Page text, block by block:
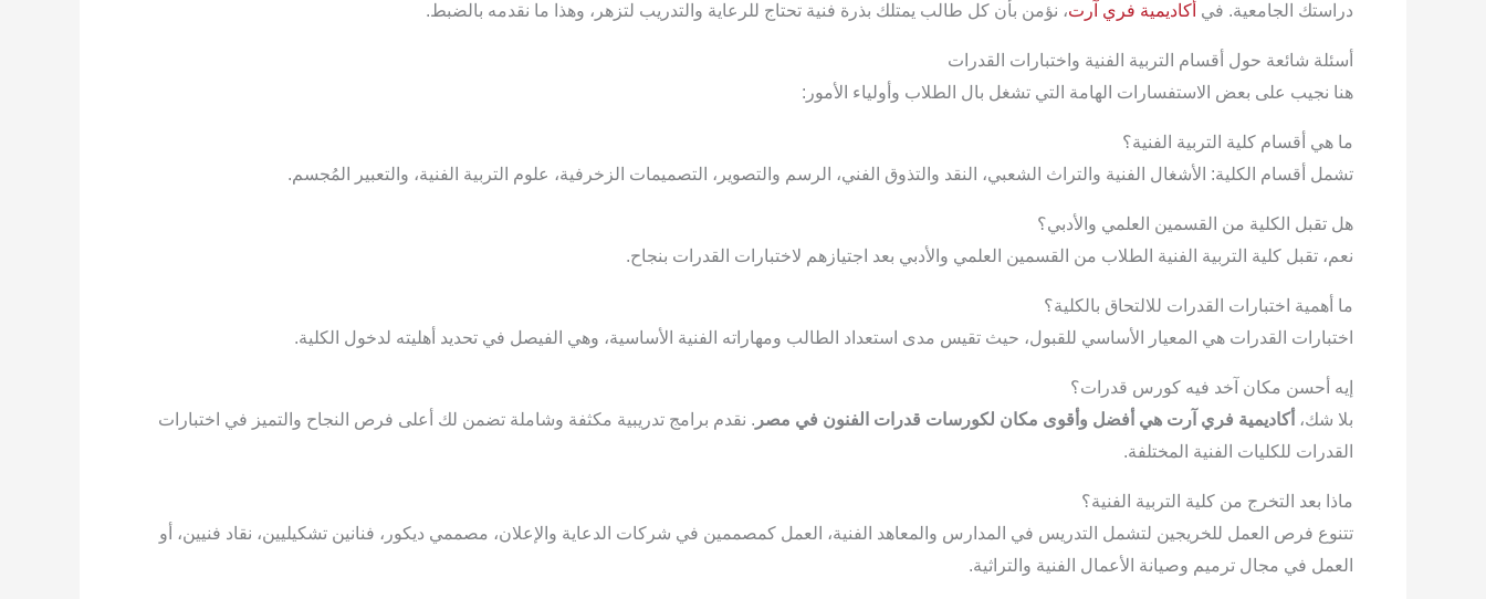
دراستك الجامعية. في أكاديمية فري آرت، نؤمن بأن كل طالب يمتلك بذرة فنية تحتاج للرعاية والتدريب لتزهر، وهذا ما نقدمه بالضبط.
أسئلة شائعة حول أقسام التربية الفنية واختبارات القدرات
هنا نجيب على بعض الاستفسارات الهامة التي تشغل بال الطلاب وأولياء الأمور:
ما هي أقسام كلية التربية الفنية؟
تشمل أقسام الكلية: الأشغال الفنية والتراث الشعبي، النقد والتذوق الفني، الرسم والتصوير، التصميمات الزخرفية، علوم التربية الفنية، والتعبير المُجسم.
هل تقبل الكلية من القسمين العلمي والأدبي؟
نعم، تقبل كلية التربية الفنية الطلاب من القسمين العلمي والأدبي بعد اجتيازهم لاختبارات القدرات بنجاح.
ما أهمية اختبارات القدرات للالتحاق بالكلية؟
اختبارات القدرات هي المعيار الأساسي للقبول، حيث تقيس مدى استعداد الطالب ومهاراته الفنية الأساسية، وهي الفيصل في تحديد أهليته لدخول الكلية.
إيه أحسن مكان آخد فيه كورس قدرات؟
بلا شك، أكاديمية فري آرت هي أفضل وأقوى مكان لكورسات قدرات الفنون في مصر . نقدم برامج تدريبية مكثفة وشاملة تضمن لك أعلى فرص النجاح والتميز في اختبارات
القدرات للكليات الفنية المختلفة.
ماذا بعد التخرج من كلية التربية الفنية؟
تتنوع فرص العمل للخريجين لتشمل التدريس في المدارس والمعاهد الفنية، العمل كمصممين في شركات الدعاية والإعلان، مصممي ديكور، فنانين تشكيليين، نقاد فنيين، أو
العمل في مجال ترميم وصيانة الأعمال الفنية والتراثية.